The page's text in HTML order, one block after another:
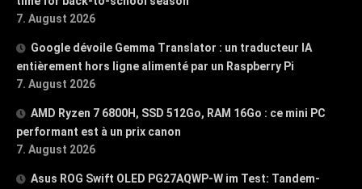
7. August 2026
Google dévoile Gemma Translator : un traducteur IA
entièrement hors ligne alimenté par un Raspberry Pi
7. August 2026
AMD Ryzen 7 6800H, SSD 512Go, RAM 16Go : ce mini PC
performant est à un prix canon
7. August 2026
Asus ROG Swift OLED PG27AQWP-W im Test: Tandem-